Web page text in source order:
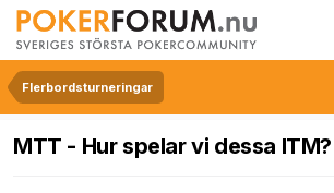
Flerbordsturneringar
MTT - Hur spelar vi dessa ITM?